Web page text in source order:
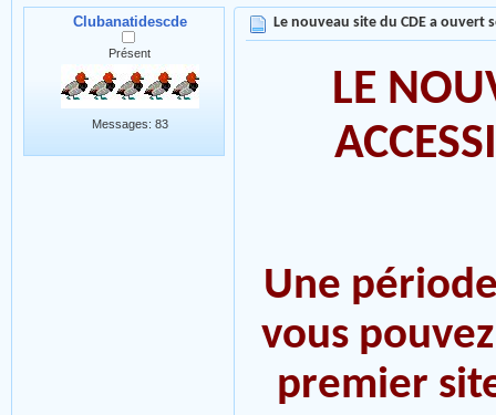
Clubanatidescde
Présent
Messages: 83
Le nouveau site du CDE a ouvert
LE
Une
vous
premier